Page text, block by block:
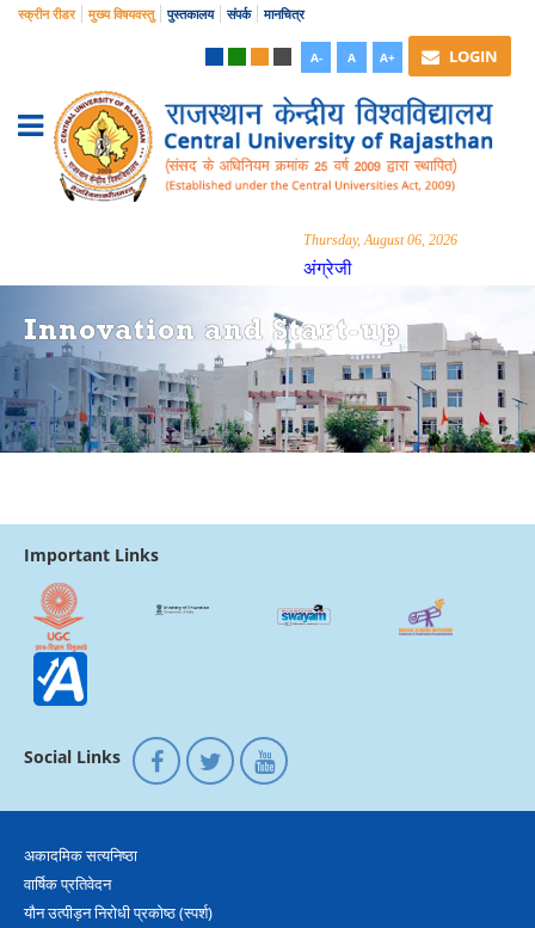
स्क्रीन रीडर मुख्य विषयवस्तु पुस्तकालय संपर्क मानचित्र
A- A A+ LOGIN
Thursday, August 06, 2026
अंग्रेजी
Innovation and Start-up
Important Links
Social Links
अकादमिक सत्‍यनिष्‍ठा
वार्षिक प्रतिवेदन
यौन उत्‍पीड़न निरोधी प्रकोष्‍ठ (स्‍पर्श)